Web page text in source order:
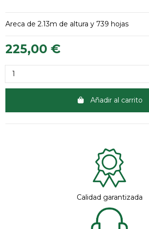
Areca de 2.13m de altura y 739 hojas
225,00 €
Añadir al carrito
Calidad garantizada